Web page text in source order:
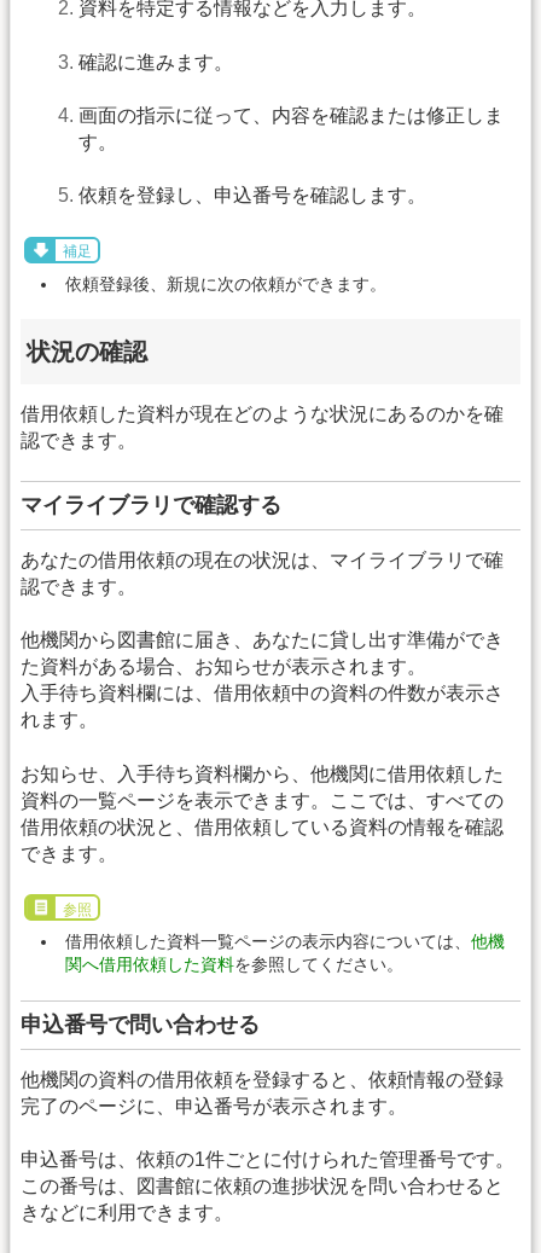
資料を特定する情報などを入力します。
確認に進みます。
画面の指示に従って、内容を確認または修正しま
す。
依頼を登録し、申込番号を確認します。
補足
依頼登録後、新規に次の依頼ができます。
状況の確認
借用依頼した資料が現在どのような状況にあるのかを確
認できます。
マイライブラリで確認する
あなたの借用依頼の現在の状況は、マイライブラリで確
認できます。
他機関から図書館に届き、あなたに貸し出す準備ができ
た資料がある場合、お知らせが表示されます。
入手待ち資料欄には、借用依頼中の資料の件数が表示さ
れます。
お知らせ、入手待ち資料欄から、他機関に借用依頼した
資料の一覧ページを表示できます。ここでは、すべての
借用依頼の状況と、借用依頼している資料の情報を確認
できます。
参照
借用依頼した資料一覧ページの表示内容については、 他機
関へ借用依頼した資料を参照してください。
申込番号で問い合わせる
他機関の資料の借用依頼を登録すると、依頼情報の登録
完了のページに、申込番号が表示されます。
申込番号は、依頼の1件ごとに付けられた管理番号です。
この番号は、図書館に依頼の進捗状況を問い合わせると
きなどに利用できます。